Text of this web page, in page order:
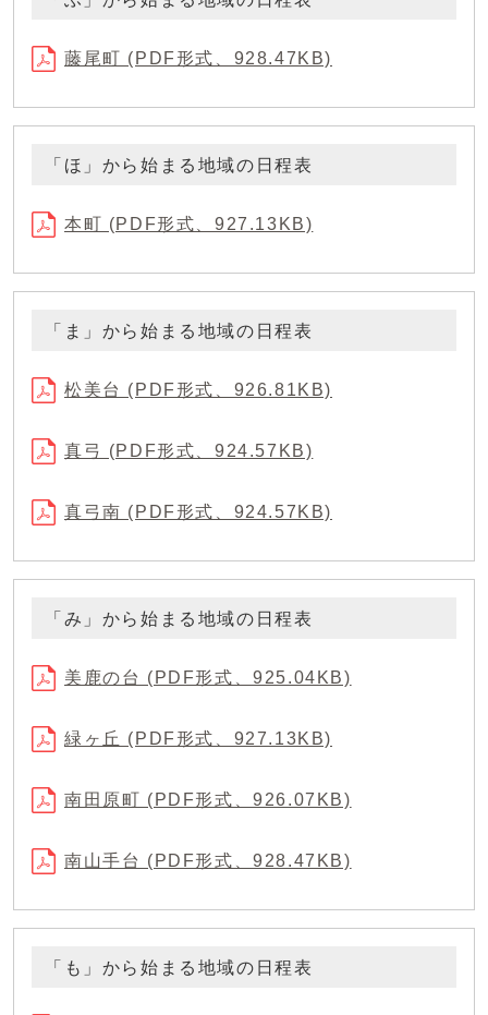
藤尾町 (PDF形式、928.47KB)
「ほ」から始まる地域の日程表
本町 (PDF形式、927.13KB)
「ま」から始まる地域の日程表
松美台 (PDF形式、926.81KB)
真弓 (PDF形式、924.57KB)
真弓南 (PDF形式、924.57KB)
「み」から始まる地域の日程表
美鹿の台 (PDF形式、925.04KB)
緑ヶ丘 (PDF形式、927.13KB)
南田原町 (PDF形式、926.07KB)
南山手台 (PDF形式、928.47KB)
「も」から始まる地域の日程表